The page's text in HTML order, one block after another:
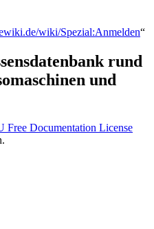
wiki/Spezial:Anmelden“
rund
und
Free Documentation License